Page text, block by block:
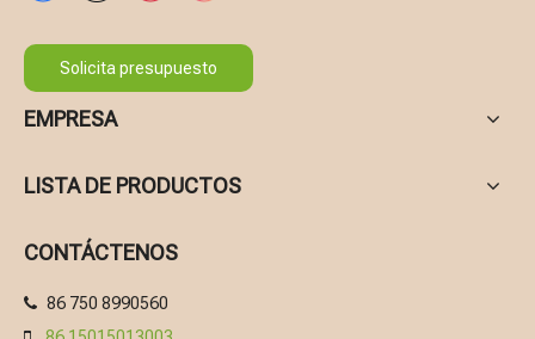
Solicita presupuesto
EMPRESA
LISTA DE PRODUCTOS
CONTÁCTENOS
 86 750 8990560